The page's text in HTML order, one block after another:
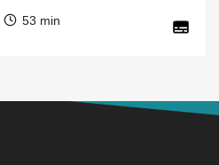
53 min